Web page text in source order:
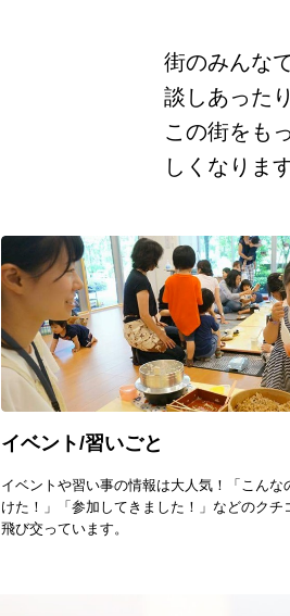
街のみんな
談しあった
この街をも
しくなりま
イベント/習いごと
イベントや習い事の情報は大人気！「こんな
けた！」「参加してきました！」などのクチ
飛び交っています。